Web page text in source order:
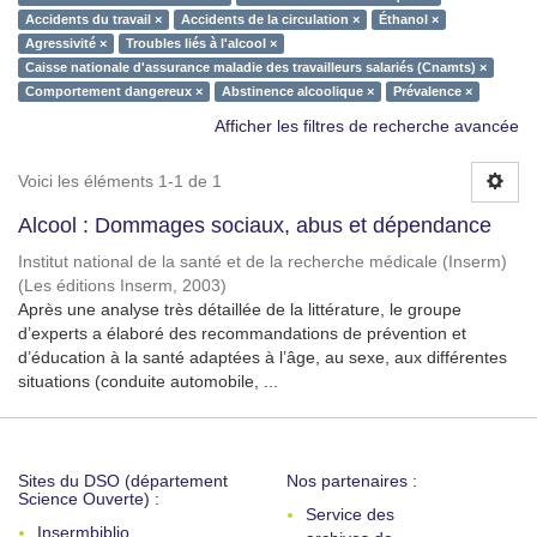
Accidents du travail ×
Accidents de la circulation ×
Éthanol ×
Agressivité ×
Troubles liés à l'alcool ×
Caisse nationale d'assurance maladie des travailleurs salariés (Cnamts) ×
Comportement dangereux ×
Abstinence alcoolique × Prévalence ×
Afficher les filtres de recherche avancée
Voici les éléments 1-1 de 1
Alcool : Dommages sociaux, abus et dépendance
Institut national de la santé et de la recherche médicale (Inserm)
(Les éditions Inserm, 2003)
Après une analyse très détaillée de la littérature, le groupe
d’experts a élaboré des recommandations de prévention et
d’éducation à la santé adaptées à l’âge, au sexe, aux différentes
situations (conduite automobile, ...
Sites du DSO (département
Science Ouverte) :
Insermbiblio
Nos partenaires :
Service des